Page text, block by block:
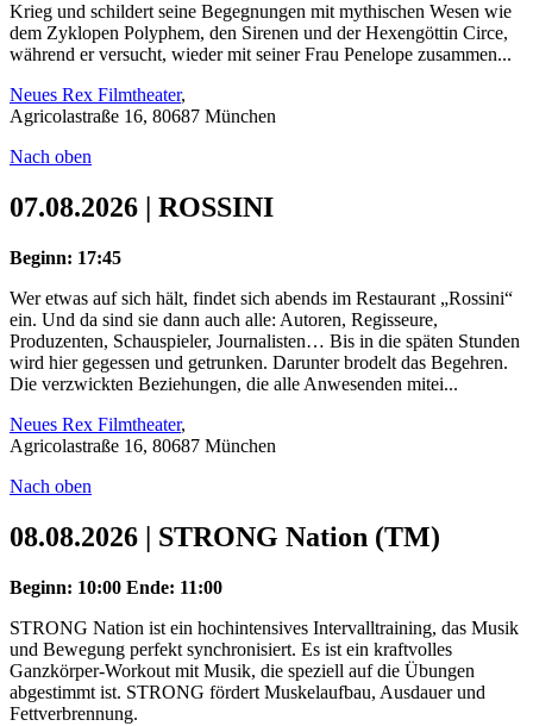
Krieg und schildert seine Begegnungen mit mythischen Wesen wie
dem Zyklopen Polyphem, den Sirenen und der Hexengöttin Circe,
während er versucht, wieder mit seiner Frau Penelope zusammen...
Neues Rex Filmtheater,
Agricolastraße 16, 80687 München
Nach oben
07.08.2026 | ROSSINI
Beginn: 17:45
Wer etwas auf sich hält, findet sich abends im Restaurant „Rossini“
ein. Und da sind sie dann auch alle: Autoren, Regisseure,
Produzenten, Schauspieler, Journalisten… Bis in die späten Stunden
wird hier gegessen und getrunken. Darunter brodelt das Begehren.
Die verzwickten Beziehungen, die alle Anwesenden mitei...
Neues Rex Filmtheater,
Agricolastraße 16, 80687 München
Nach oben
08.08.2026 | STRONG Nation (TM)
Beginn: 10:00 Ende: 11:00
STRONG Nation ist ein hochintensives Intervalltraining, das Musik
und Bewegung perfekt synchronisiert. Es ist ein kraftvolles
Ganzkörper-Workout mit Musik, die speziell auf die Übungen
abgestimmt ist. STRONG fördert Muskelaufbau, Ausdauer und
Fettverbrennung.